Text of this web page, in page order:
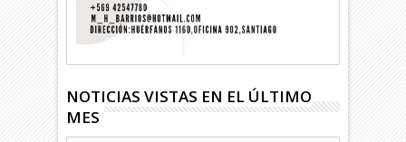
NOTICIAS VISTAS EN EL ÚLTIMO
MES